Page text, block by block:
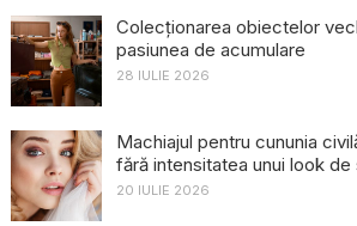
Colecționarea obiectelor
pasiunea de acumulare
28 IULIE 2026
Machiajul pentru cununia
fără intensitatea unui look de
20 IULIE 2026